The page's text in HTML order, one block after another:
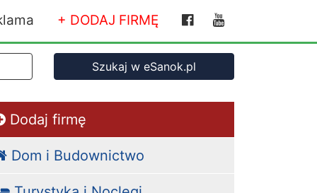
+ DODAJ FIRMĘ
FIRM
Szukaj w eSanok.pl
Dodaj firmę
Dom i Budownictwo